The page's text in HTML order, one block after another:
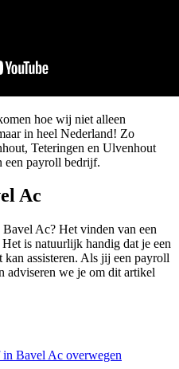
hoe wij niet alleen
in heel Nederland! Zo
Teteringen en Ulvenhout
een payroll bedrijf.
Ac
Ac? Het vinden van een
is natuurlijk handig dat je een
assisteren. Als jij een payroll
we je om dit artikel
Bavel Ac overwegen